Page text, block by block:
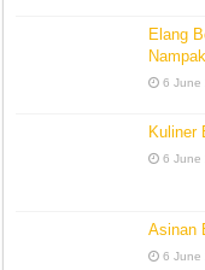
Elang
6 June
Kuliner
6 June
Asinan
6 June